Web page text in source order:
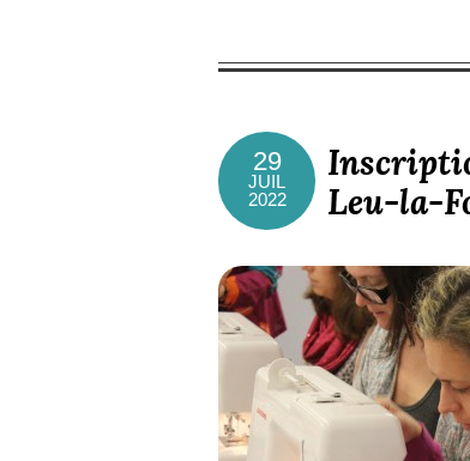
29
JUIL
2022
Leu-la-